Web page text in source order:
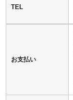
TEL
お支払い